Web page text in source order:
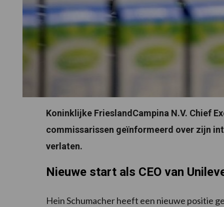
Koninklijke FrieslandCampina N.V. Chief
commissarissen geïnformeerd over zijn
verlaten.
Nieuwe start als CEO van
Hein Schumacher heeft een nieuwe positie